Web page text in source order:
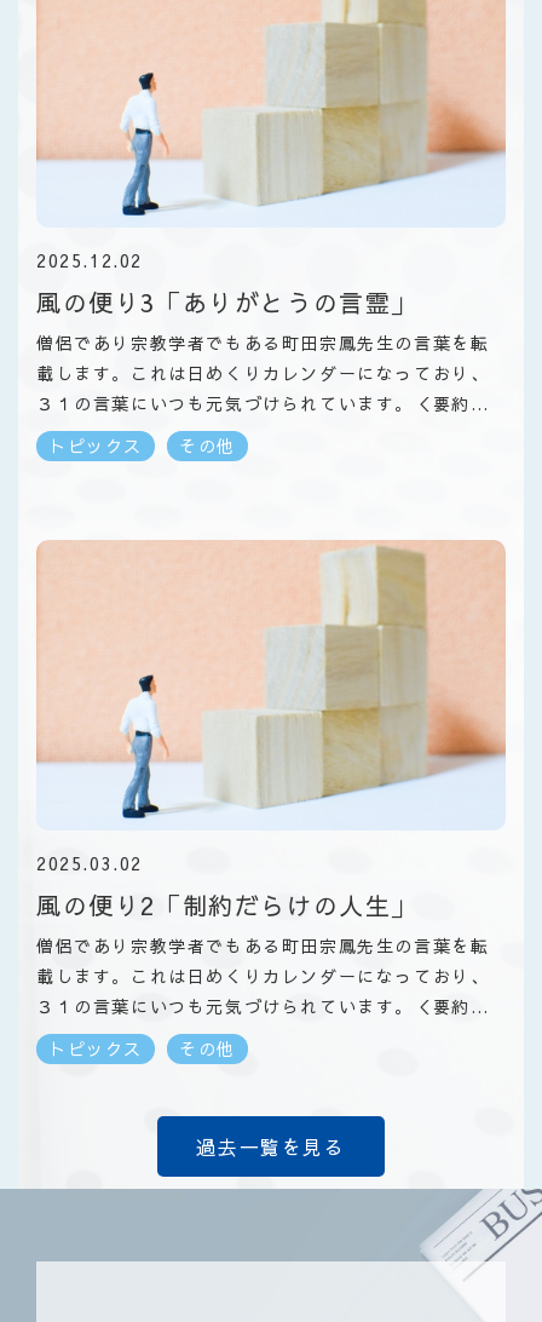
風の便り3「ありがとうの言霊」
2025.12.02
僧侶であり宗教学者でもある町田宗鳳先生の言葉を転
載します。これは日めくりカレンダーになっており、
３１の言葉にいつも元気づけられています。＜要約＞
「ありがとう」は日本語で最も美しく言霊として幸運
を引き寄せる。感謝は、人生の逆境さえも癒し、幸せ
トピックス その他
風の便り2「制約だらけの人生」
2025.03.02
僧侶であり宗教学者でもある町田宗鳳先生の言葉を転
載します。これは日めくりカレンダーになっており、
３１の言葉にいつも元気づけられています。＜要約＞
人生は制約だらけ。しかし、不満もまた味わいの一
部。理想を求めるより、あるがままを受け入れたと
生きる意味がある。
トピックス その他
過去一覧を見る